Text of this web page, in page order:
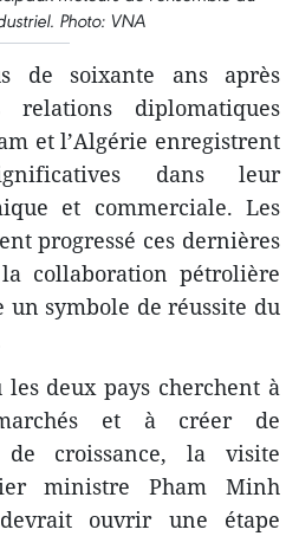
Photo: VNA
de soixante ans après
relations diplomatiques
et l’Algérie enregistrent
dans leur
et commerciale. Les
progressé ces dernières
collaboration pétrolière
un symbole de réussite du
deux pays cherchent à
et à créer de
de croissance, la visite
ministre Pham Minh
ouvrir une étape